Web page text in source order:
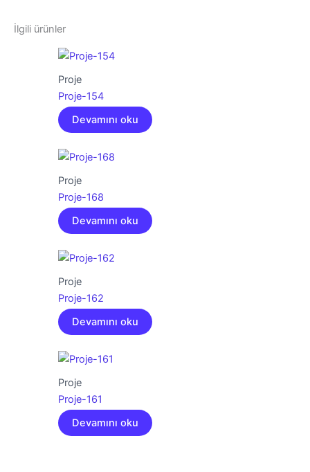
İlgili ürünler
Proje
Proje-154
Devamını oku
Proje
Proje-168
Devamını oku
Proje
Proje-162
Devamını oku
Proje
Proje-161
Devamını oku